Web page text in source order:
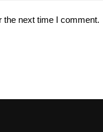
the next time I comment.